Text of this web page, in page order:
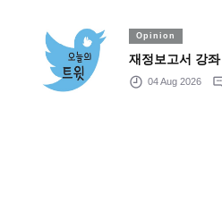
Opinion
재정보고서 강좌
04 Aug 2026